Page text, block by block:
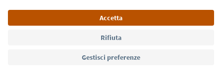
Alto Adige B2B